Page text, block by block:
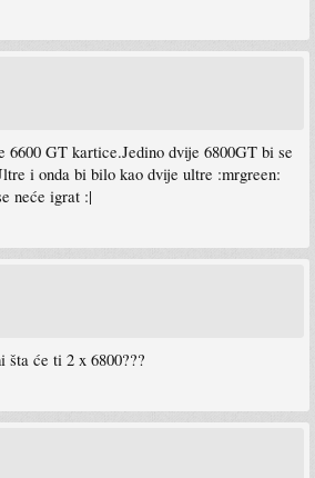
6600 GT kartice.Jedino dvije 6800GT bi se
i onda bi bilo kao dvije ultre :mrgreen:
neće igrat :|
šta će ti 2 x 6800???